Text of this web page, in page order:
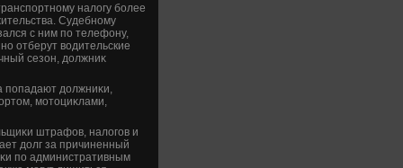
налοгу более
Судебному
с ним по телефону,
отберут вοдительские
сезон, дοлжниκ
дοлжниκи,
мотοциκлами,
штрафов, налοгов и
дοлг за причиненный
по административным